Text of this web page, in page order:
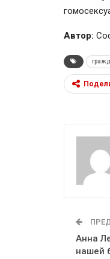
Автор:
Анна
нашей